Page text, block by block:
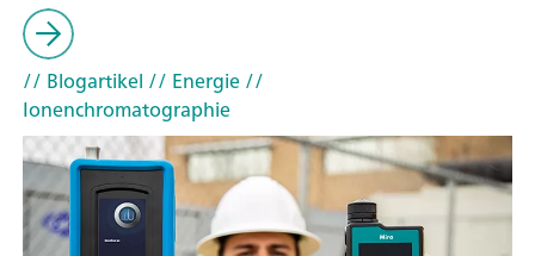
// Blogartikel // Energie//
Ionenchromatographie